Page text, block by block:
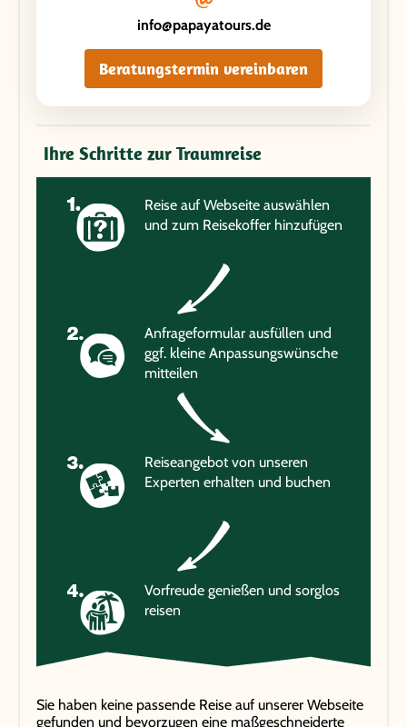
info@papayatours.de
Beratungstermin vereinbaren
Ihre Schritte zur Traumreise
Reise auf Webseite auswählen
und zum Reisekoffer hinzufügen
Anfrageformular ausfüllen und
ggf. kleine Anpassungswünsche
mitteilen
Reiseangebot von unseren
Experten erhalten und buchen
Vorfreude genießen und sorglos
reisen
Sie haben keine passende Reise auf unserer Webseite
gefunden und bevorzugen eine maßgeschneiderte